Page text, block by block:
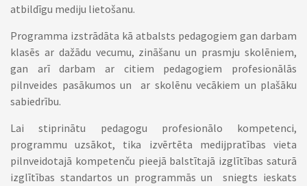
atbildīgu mediju lietošanu.
Programma izstrādāta kā atbalsts pedagogiem gan darbam
klasēs ar dažādu vecumu, zināšanu un prasmju skolēniem,
gan arī darbam ar citiem pedagogiem profesionālās
pilnveides pasākumos un ar skolēnu vecākiem un plašāku
sabiedrību.
Lai stiprinātu pedagogu profesionālo kompetenci,
programmu uzsākot, tika izvērtēta medijpratības vieta
pilnveidotajā kompetenču pieejā balstītajā izglītības saturā
izglītības standartos un programmās un sniegts ieskats